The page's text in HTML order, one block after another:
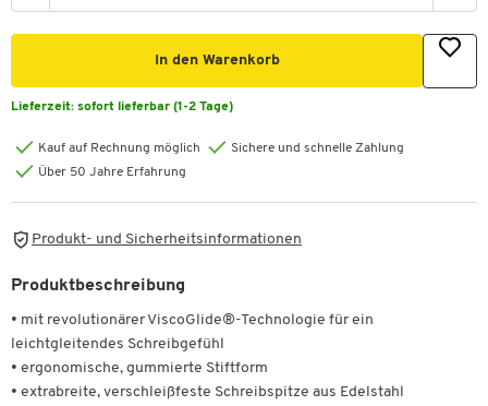
In den Warenkorb
Lieferzeit: sofort lieferbar (1-2 Tage)
Kauf auf Rechnung möglich
Sichere und schnelle Zahlung
Über 50 Jahre Erfahrung
Produkt- und Sicherheitsinformationen
Produktbeschreibung
• mit revolutionärer ViscoGlide®-Technologie für ein
leichtgleitendes Schreibgefühl
• ergonomische, gummierte Stiftform
• extrabreite, verschleißfeste Schreibspitze aus Edelstahl